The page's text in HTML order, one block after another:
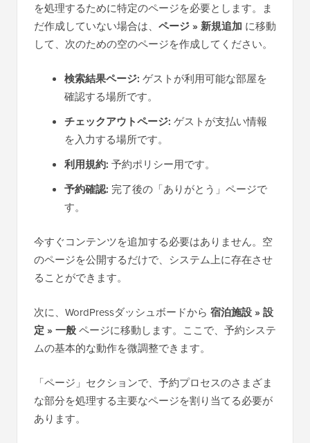
を処理するために特定のページを必要とします。ま
だ作成していない場合は、 ページ » 新規追加 に移動
して、次のための空のページを作成してください。
検索結果ページ: ゲストが利用可能な部屋を
確認する場所です。
チェックアウトページ: ゲストが支払い情報
を入力する場所です。
利用規約: 予約ポリシー用です。
予約確認: 完了後の「ありがとう」ページで
す。
今すぐコンテンツを追加する必要はありません。空
のページを公開するだけで、システム上に存在させ
ることができます。
次に、WordPressダッシュボードから 宿泊施設 » 設
定 » 一般ページに移動します。ここで、予約システ
ムの基本的な動作を微調整できます。
「ページ」セクションで、予約プロセスのさまざま
な部分を処理する主要なページを割り当てる必要が
あります。